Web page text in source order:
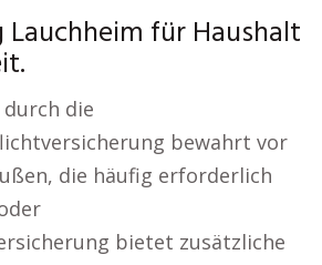
für Haushalt
die
bewahrt vor
die häufig erforderlich
bietet zusätzliche